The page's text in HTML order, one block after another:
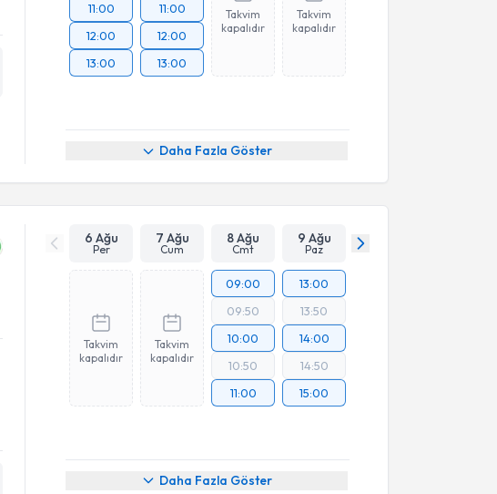
11:00
12:00
13:00
11:00
12:00
13:00
Takvim
kapalıdır
Takvim
kapalıdır
Daha Fazla Göster
6 Ağu
Per
7 Ağu
Cum
8 Ağu
Cmt
9 Ağu
Paz
Takvim
kapalıdır
Takvim
kapalıdır
09:00
09:50
10:00
10:50
11:00
13:00
13:50
14:00
14:50
15:00
Daha Fazla Göster